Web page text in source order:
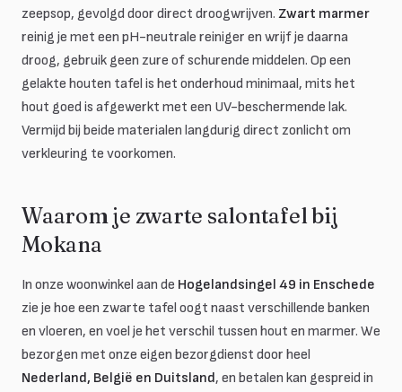
zeepsop, gevolgd door direct droogwrijven. Zwart marmer
reinig je met een pH-neutrale reiniger en wrijf je daarna
droog, gebruik geen zure of schurende middelen. Op een
gelakte houten tafel is het onderhoud minimaal, mits het
hout goed is afgewerkt met een UV-beschermende lak.
Vermijd bij beide materialen langdurig direct zonlicht om
verkleuring te voorkomen.
Waarom je zwarte salontafel bij
Mokana
In onze woonwinkel aan de Hogelandsingel 49 in Enschede
zie je hoe een zwarte tafel oogt naast verschillende banken
en vloeren, en voel je het verschil tussen hout en marmer. We
bezorgen met onze eigen bezorgdienst door heel
Nederland, België en Duitsland, en betalen kan gespreid in